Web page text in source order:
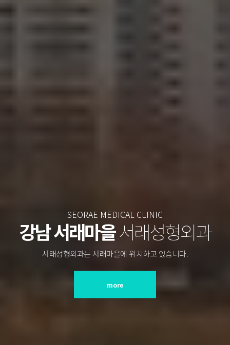
SEORAE MEDICAL CLINIC
강남 서래마을서래성형외과
서래성형외과는 서래마을에 위치하고 있습니다.
more